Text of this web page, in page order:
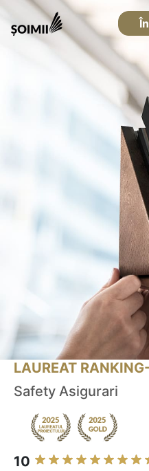
LAUREAT
Safety Asigurari
10